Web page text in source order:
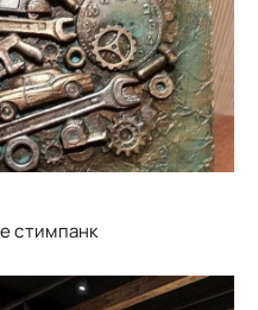
стимпанк